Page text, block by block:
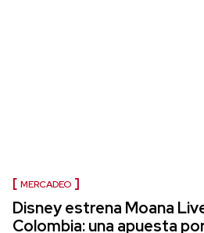
MERCADEO
Disney estrena Moana
Colombia: una apuesta